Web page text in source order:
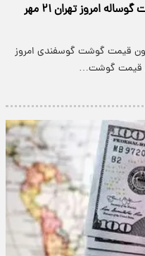
قیمت گوشت گوسفندی و قیمت گوشت گوساله امروز تهران ۲۱ مهر
قیمت گوشت گوسفندی امروز